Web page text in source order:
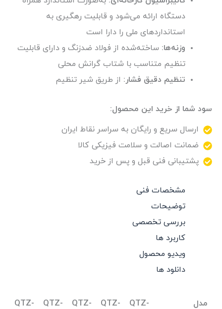
دستگاه ارائه می‌شود و قابلیت رهگیری به
استانداردهای ملی را دارا است
وزنه‌ها: ساخته‌شده از فولاد ضدزنگ و دارای قابلیت
تنظیم متناسب با شتاب گرانش محلی
تنظیم دقیق فشار: از طریق شیر تنظیم
سود شما از خرید این محصول:
ارسال سریع و رایگان به سراسر نقاط ایران
ضمانت اصالت و سلامت فیزیکی کالا
پشتیبانی فنی قبل و پس از خرید
مشخصات فنی
توضیحات
بررسی تخصصی
کاربرد ها
ویدیو محصول
دانلود ها
مدل
QTZ-
QTZ-
QTZ-
QTZ-
QTZ-